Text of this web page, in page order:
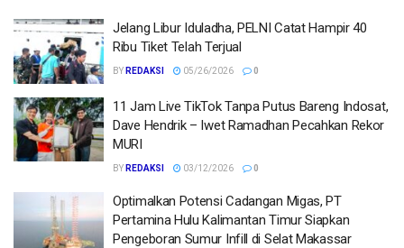
Jelang Libur Iduladha, PELNI Catat Hampir 40
Ribu Tiket Telah Terjual
BY REDAKSI 05/26/2026 0
11 Jam Live TikTok Tanpa Putus Bareng Indosat,
Dave Hendrik – Iwet Ramadhan Pecahkan Rekor
MURI
BY REDAKSI 03/12/2026 0
Optimalkan Potensi Cadangan Migas, PT
Pertamina Hulu Kalimantan Timur Siapkan
Pengeboran Sumur Infill di Selat Makassar